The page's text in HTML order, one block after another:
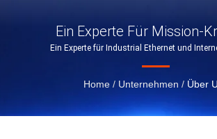
Ein Experte Für Mission-
Kommunikation In IIoT-
Ein Experte für Industrial Ethernet und
Home / Unternehmen / Über